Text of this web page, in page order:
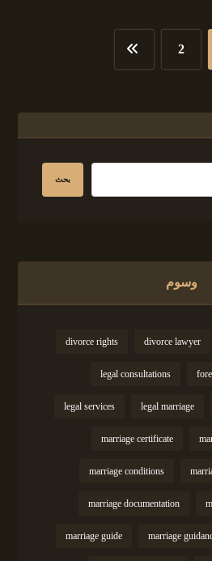
2
وسوم
divorce lawyer
divorce rights
legal consultations
legal marriage
legal services
marriage certificate
marriage conditions
marriage documentation
marriage
marriage guide